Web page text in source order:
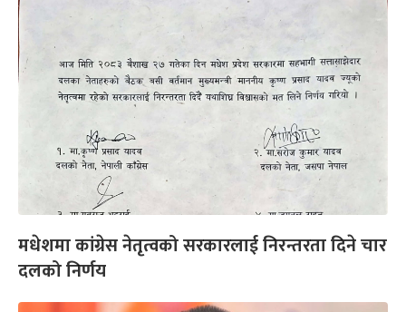
मधेशमा कांग्रेस नेतृत्वको सरकारलाई निरन्तरता दिने चार
दलको निर्णय